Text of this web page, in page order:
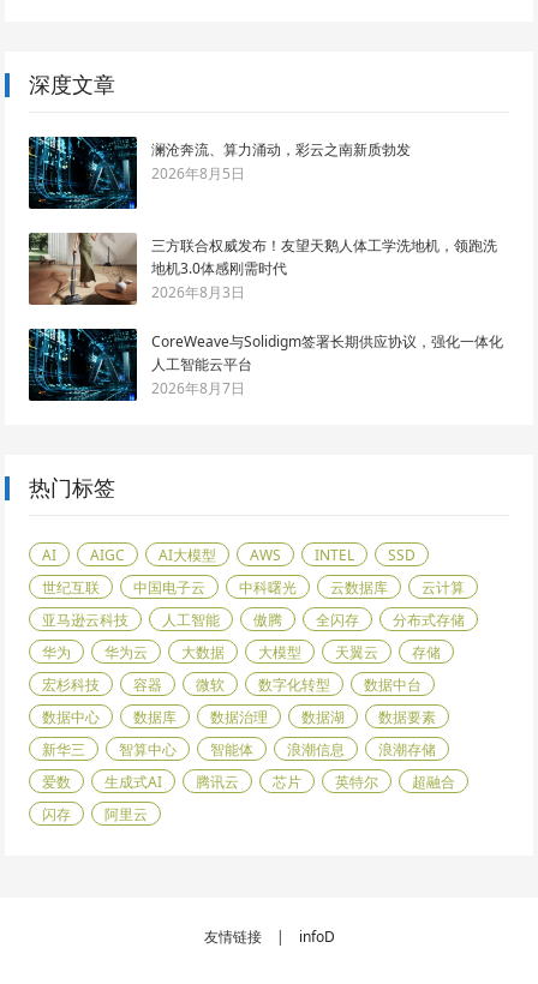
深度文章
澜沧奔流、算力涌动，彩云之南新质勃发
2026年8月5日
三方联合权威发布！友望天鹅人体工学洗地机，领跑洗
地机3.0体感刚需时代
2026年8月3日
CoreWeave与Solidigm签署长期供应协议，强化一体化
人工智能云平台
2026年8月7日
热门标签
AI AIGC AI大模型 AWS INTEL
SSD
世纪互联
中国电子云 中科曙光 云数据库
云计算
亚马逊云科技
人工智能 傲腾 全闪存
分布式存储
华为
华为云 大数据 大模型 天翼云
存储
宏杉科技
容器 微软 数字化转型
数据中台
数据中心
数据库 数据治理 数据湖
数据要素
新华三
智算中心 智能体 浪潮信息
浪潮存储
爱数
生成式AI 腾讯云 芯片 英特尔
超融合
闪存
阿里云
友情链接 | infoD